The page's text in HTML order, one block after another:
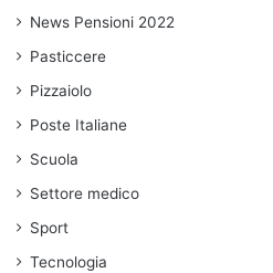
News Pensioni 2022
Pasticcere
Pizzaiolo
Poste Italiane
Scuola
Settore medico
Sport
Tecnologia